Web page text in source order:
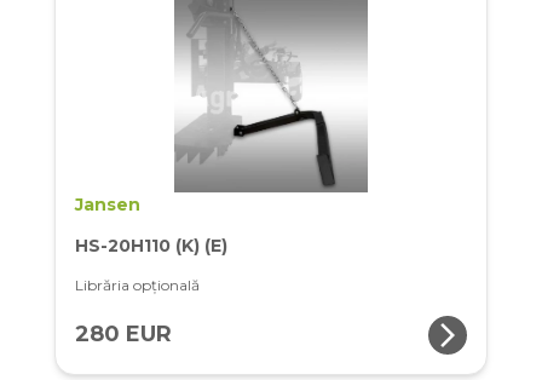
Jansen
HS-20H110 (K) (E)
Librăria opţională
280 EUR arrow_forward_ios